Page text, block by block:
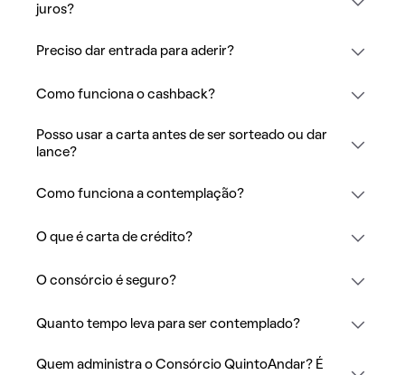
juros?
Preciso dar entrada para aderir?
Como funciona o cashback?
Posso usar a carta antes de ser sorteado ou dar
lance?
Como funciona a contemplação?
O que é carta de crédito?
O consórcio é seguro?
Quanto tempo leva para ser contemplado?
Quem administra o Consórcio QuintoAndar? É